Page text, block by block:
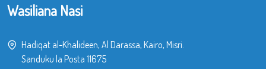
Wasiliana Nasi
Hadiqat al-Khalideen, Al Darassa, Kairo, Misri.
Sanduku la Posta 11675